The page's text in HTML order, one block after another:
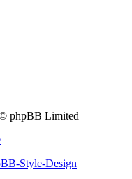
phpBB Limited
Style-Design